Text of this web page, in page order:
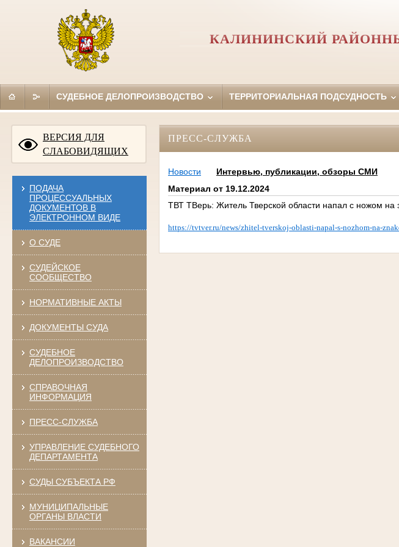
КАЛИНИНСКИЙ
СУДЕБНОЕ ДЕЛОПРОИЗВОДСТВО ТЕРРИТОРИАЛЬНАЯ ПОДСУДНОСТЬ
ВЕРСИЯ ДЛЯ
СЛАБОВИДЯЩИХ
ПОДАЧА
ПРОЦЕССУАЛЬНЫХ
ДОКУМЕНТОВ В
ЭЛЕКТРОННОМ ВИДЕ
О СУДЕ
СУДЕЙСКОЕ
СООБЩЕСТВО
НОРМАТИВНЫЕ АКТЫ
ДОКУМЕНТЫ СУДА
СУДЕБНОЕ
ДЕЛОПРОИЗВОДСТВО
СПРАВОЧНАЯ
ИНФОРМАЦИЯ
ПРЕСС-СЛУЖБА
УПРАВЛЕНИЕ СУДЕБНОГО
ДЕПАРТАМЕНТА
СУДЫ СУБЪЕКТА РФ
МУНИЦИПАЛЬНЫЕ
ОРГАНЫ ВЛАСТИ
ВАКАНСИИ
ПРЕСС-СЛУЖБА
Новости
Интервью, публикации, обзоры СМИ
Материал от 19.12.2024
ТВТ ТВерь: Житель Тверской области напал с ножом на
https://tvtver.ru/news/zhitel-tverskoj-oblasti-napal-s-nozhom-na-